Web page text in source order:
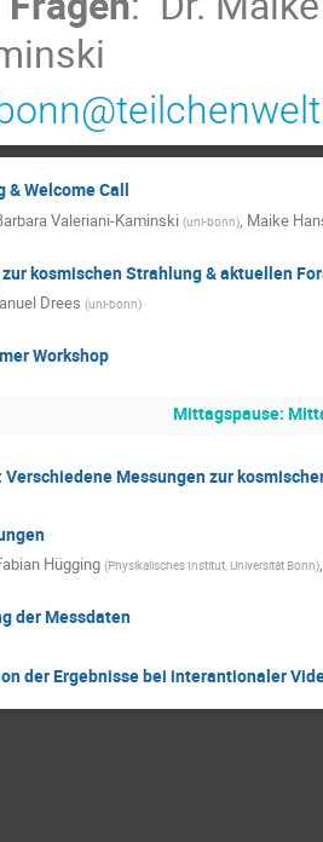
& Welcome Call
Valeriani-Kaminski (uni-bonn), Maike
kosmischen Strahlung & aktuellen
Drees (uni-bonn)
Workshop
Mittagspause:
Verschiedene Messungen zur
Hügging (Physikalisches Institut, Universität Bonn)
der Messdaten
der Ergebnisse bei interantionaler